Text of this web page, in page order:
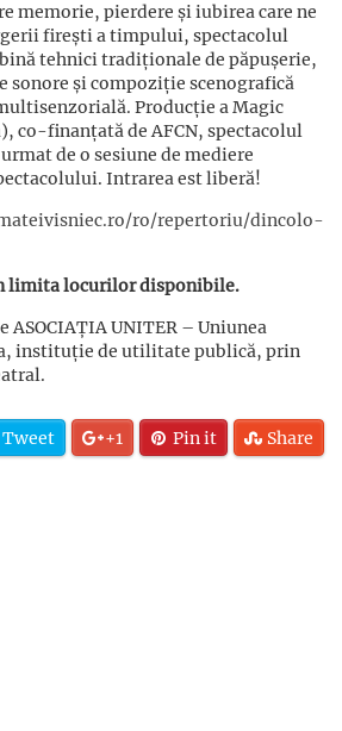
memorie, pierdere și iubirea care ne
firești a timpului, spectacolul
tehnici tradiționale de păpușerie,
sonore și compoziție scenografică
Producție a Magic
co-finanțată de AFCN, spectacolul
de o sesiune de mediere
Intrarea est liberă!
ro/repertoriu/dincolo-
limita locurilor disponibile.
UNITER – Uniunea
instituţie de utilitate publică, prin
Tweet +1 Pin it Share